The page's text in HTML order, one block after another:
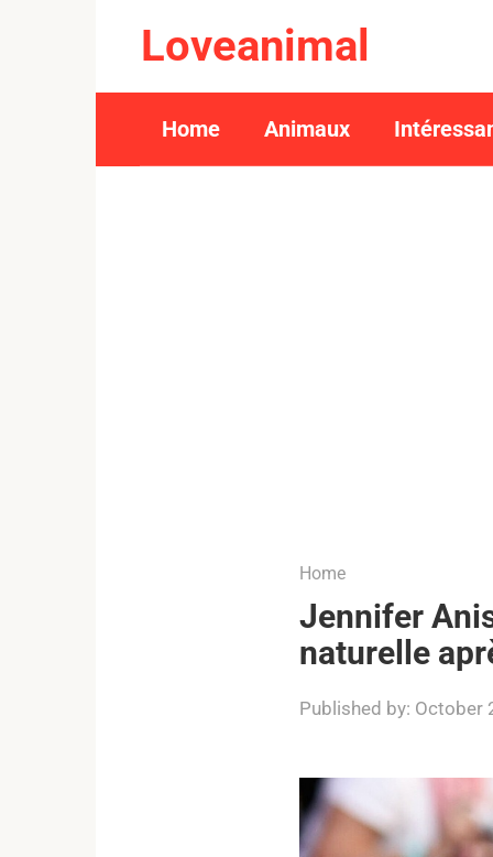
Loveanimal
Home Animaux
Home
Jennifer
naturelle
Published by: October